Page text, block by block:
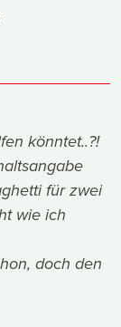
könntet..?!
für zwei
wie ich
doch den